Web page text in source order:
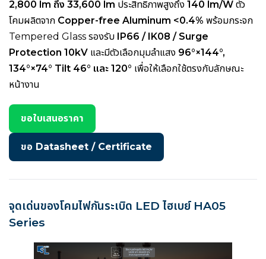
2,800 lm ถึง 33,600 lm ประสิทธิภาพสูงถึง 140 lm/W ตัว
โคมผลิตจาก Copper-free Aluminum <0.4% พร้อมกระจก
Tempered Glass รองรับ IP66 / IK08 / Surge
Protection 10kV และมีตัวเลือกมุมลำแสง 96°×144°,
134°×74° Tilt 46° และ 120° เพื่อให้เลือกใช้ตรงกับลักษณะ
หน้างาน
ขอใบเสนอราคา
ขอ Datasheet / Certificate
จุดเด่นของโคมไฟกันระเบิด LED ไฮเบย์ HA05
Series